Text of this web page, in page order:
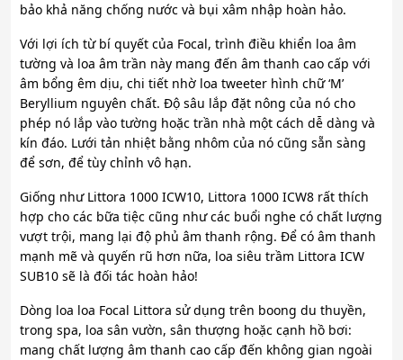
bảo khả năng chống nước và bụi xâm nhập hoàn hảo.
Với lợi ích từ bí quyết của Focal, trình điều khiển loa âm
tường và loa âm trần này mang đến âm thanh cao cấp với
âm bổng êm dịu, chi tiết nhờ loa tweeter hình chữ ‘M’
Beryllium nguyên chất. Độ sâu lắp đặt nông của nó cho
phép nó lắp vào tường hoặc trần nhà một cách dễ dàng và
kín đáo. Lưới tản nhiệt bằng nhôm của nó cũng sẵn sàng
để sơn, để tùy chỉnh vô hạn.
Giống như Littora 1000 ICW10, Littora 1000 ICW8 rất thích
hợp cho các bữa tiệc cũng như các buổi nghe có chất lượng
vượt trội, mang lại độ phủ âm thanh rộng. Để có âm thanh
mạnh mẽ và quyến rũ hơn nữa, loa siêu trầm Littora ICW
SUB10 sẽ là đối tác hoàn hảo!
Dòng loa loa Focal Littora sử dụng trên boong du thuyền,
trong spa, loa sân vườn, sân thượng hoặc cạnh hồ bơi:
mang chất lượng âm thanh cao cấp đến không gian ngoài